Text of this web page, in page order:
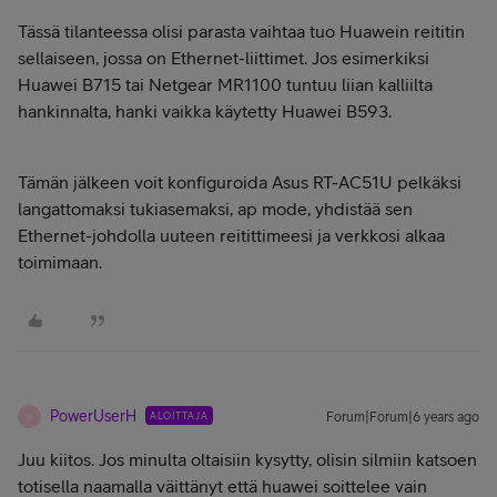
Tässä tilanteessa olisi parasta vaihtaa tuo Huawein reititin
sellaiseen, jossa on Ethernet-liittimet. Jos esimerkiksi
Huawei B715 tai Netgear MR1100 tuntuu liian kalliilta
hankinnalta, hanki vaikka käytetty Huawei B593.
Tämän jälkeen voit konfiguroida Asus RT-AC51U pelkäksi
langattomaksi tukiasemaksi, ap mode, yhdistää sen
Ethernet-johdolla uuteen reitittimeesi ja verkkosi alkaa
toimimaan.
PowerUserH ALOITTAJA Forum|Forum|6 years ago
Juu kiitos. Jos minulta oltaisiin kysytty, olisin silmiin katsoen
totisella naamalla väittänyt että huawei soittelee vain